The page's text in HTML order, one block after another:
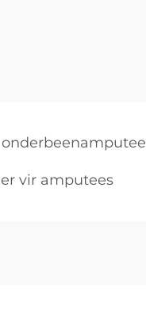
onderbeenamputee
vir amputees